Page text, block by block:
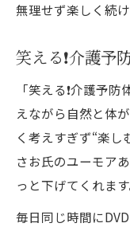
無理せず楽しく続け
笑える❗️介護予
「笑える❗️介護予
えながら自然と体
く考えすぎず“楽し
さお氏のユーモア
っと下げてくれます
毎日同じ時間に